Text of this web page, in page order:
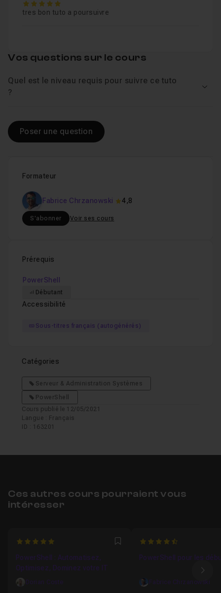
5
tres bon tuto a poursuivre
Formateur
Fabrice Chrzanowski 4,8
S'abonner Voir ses cours
Prérequis
PowerShell
Débutant
Accessibilité
Sous-titres français (autogénérés)
Catégories
Serveur & Administration Systèmes
PowerShell
Cours publié le 12/05/2021
Langue : Français
ID : 163201
Vos questions sur le cours
Quel est le niveau requis pour suivre ce tuto
?
Poser une question
Ces autres cours pourraient vous
intéresser
5 Favori
PowerShell : Automatisez,
Optimisez, Dominez votre IT
Dorian Coste
4.8
PowerShell pour les
Fabrice Chrzanowski